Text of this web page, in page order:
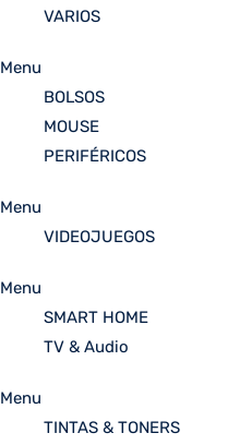
VARIOS
Menu
BOLSOS
MOUSE
PERIFÉRICOS
Menu
VIDEOJUEGOS
Menu
SMART HOME
TV & Audio
Menu
TINTAS & TONERS